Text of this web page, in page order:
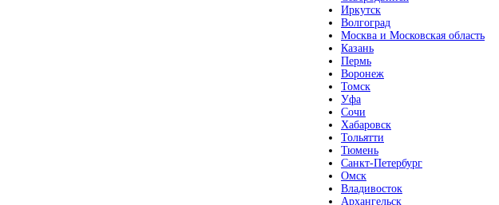
Иркутск
Волгоград
Москва и Московская область
Казань
Пермь
Воронеж
Томск
Уфа
Сочи
Хабаровск
Тольятти
Тюмень
Санкт-Петербург
Омск
Владивосток
Архангельск